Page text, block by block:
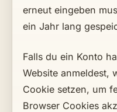
erneut eingeben
ein Jahr lang
Falls du ein Konto
Website anmeldest,
Cookie setzen, um
Browser Cookies